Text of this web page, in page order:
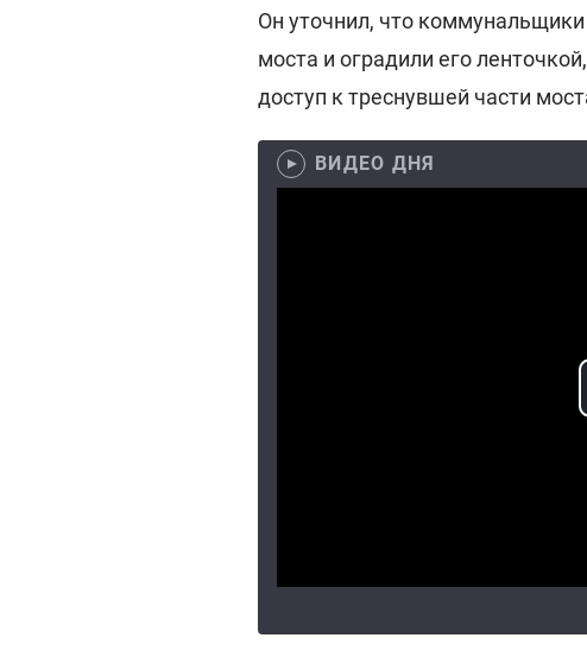
Он уточнил, что
моста и оградили его
доступ к треснувшей части
ВИДЕО ДНЯ